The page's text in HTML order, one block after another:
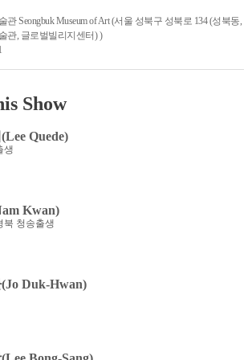
관 Seongbuk Museum of Art (서울 성북구 성북로 134 (성북동,
관, 글로벌빌리지센터) )
Show
Quede)
생
Kwan)
북 청송출생
Duk-Hwan)